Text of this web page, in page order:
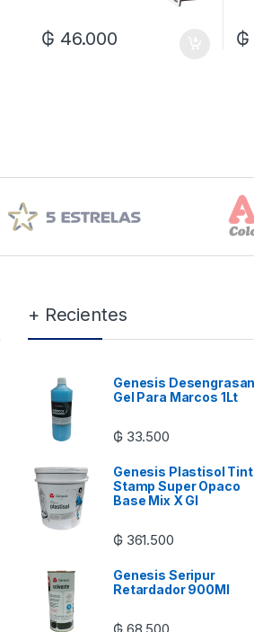
₲ 46.000 ₲
+ Recientes
Genesis
Gel Para Marcos 1Lt
₲ 33.500
Genesis Plastisol
Stamp Super Opaco
Base Mix X Gl
₲ 361.500
Genesis Seripur
Retardador 900Ml